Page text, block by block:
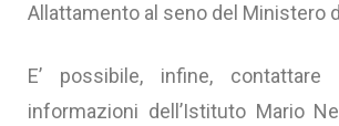
Allattamento al seno del Ministero
E’ possibile, infine,
informazioni dell’Istituto Mario